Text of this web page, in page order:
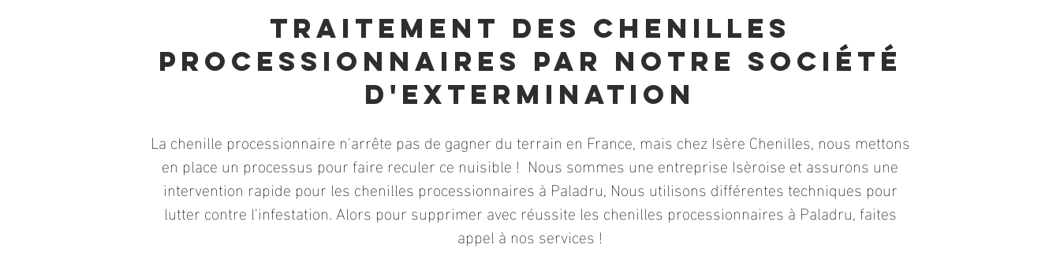
Traitement des chenilles
processionnaires par notre société
d'exterminatio N
La chenille processionnaire n'arrête pas de gagner du terrain en France, mais chez Isère Chenilles, nous mettons
en place un processus pour faire reculer ce nuisible ! Nous sommes une entreprise Isèroise et assurons une
intervention rapide pour les chenilles processionnaires à Paladru, Nous utilisons différentes techniques pour
lutter contre l'infestation. Alors pour supprimer avec réussite les chenilles processionnaires à Paladru, faites
appel à nos services !